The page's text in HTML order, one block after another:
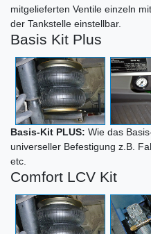
mitgelieferten Ventile einzeln
der Tankstelle einstellbar.
Basis Kit Plus
Basis-Kit PLUS: Wie das
universeller Befestigung z.B.
etc.
Comfort LCV Kit